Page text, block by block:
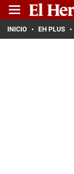
INICIO EH PLUS